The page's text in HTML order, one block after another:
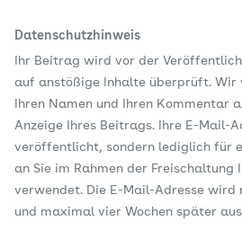
Datenschutzhinweis
Ihr Beitrag wird vor der
auf anstößige Inhalte überprüft. Wir
Ihren Namen und Ihren Kommentar
Anzeige Ihres Beitrags. Ihre E-Mail-
veröffentlicht, sondern lediglich für
an Sie im Rahmen der Freischaltung
verwendet. Die E-Mail-Adresse wird
und maximal vier Wochen später